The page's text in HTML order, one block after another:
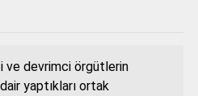
ve devrimci örgütlerin
yaptıkları ortak